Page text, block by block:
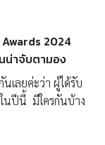
2024
าจับตามอง
เลยค่ะว่า ผู้ได้รับ
ในปีนี้ มีใครกันบ้าง